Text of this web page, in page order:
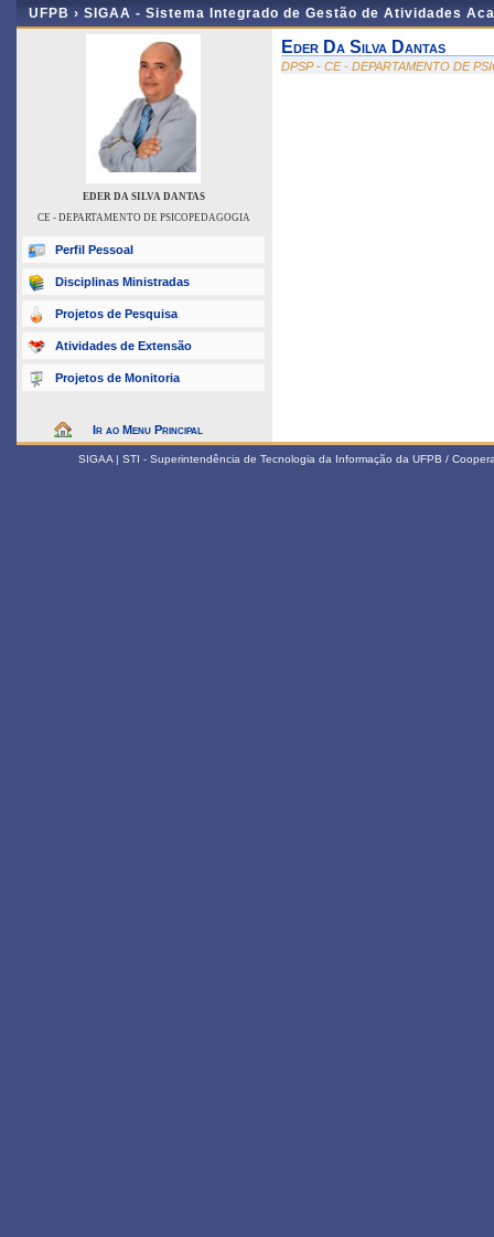
UFPB › SIGAA - Sistema Integrado de Gestão de Atividades
EDER DA SILVA DANTAS
CE - DEPARTAMENTO DE PSICOPEDAGOGIA
Perfil Pessoal
Disciplinas Ministradas
Projetos de Pesquisa
Atividades de Extensão
Projetos de Monitoria
Ir ao Menu Principal
Eder Da Silva Dantas
DPSP - CE - DEPARTAMENTO DE
SIGAA | STI - Superintendência de Tecnologia da Informação da UFPB /